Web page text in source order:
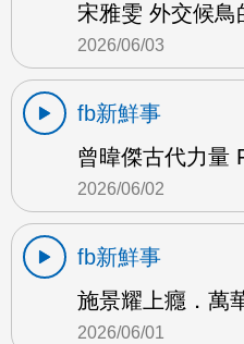
宋雅雯 外交候鳥
2026/06/03
fb新鮮事
曾暐傑古代力量
2026/06/02
fb新鮮事
施景耀上癮．萬
2026/06/01